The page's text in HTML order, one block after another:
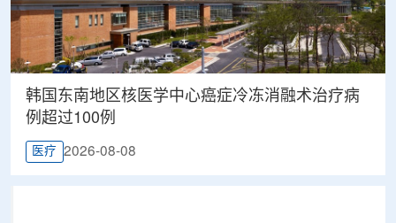
韩国东南地区核医学中心癌症冷冻消融术治疗病
例超过100例
医疗 2026-08-08